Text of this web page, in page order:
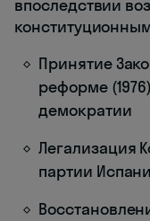
впоследствии
Принятие
реформе
демократии
Легализация
партии